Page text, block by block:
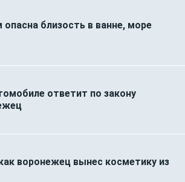
опасна близость в ванне, море
ответит по закону
воронежец вынес косметику из